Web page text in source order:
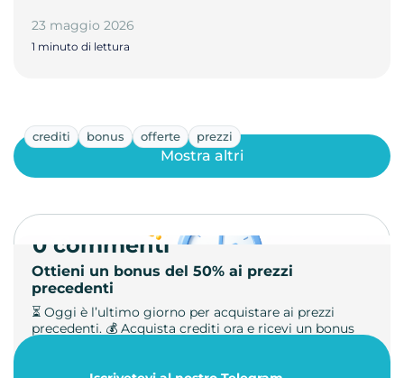
23 maggio 2026
1 minuto di lettura
crediti bonus offerte prezzi
Ottieni un bonus del 50% ai prezzi
precedenti
⏳ Oggi è l’ultimo giorno per acquistare ai prezzi
precedenti. 💰 Acquista crediti ora e ricevi un bonus
Mostra altri
0 commenti